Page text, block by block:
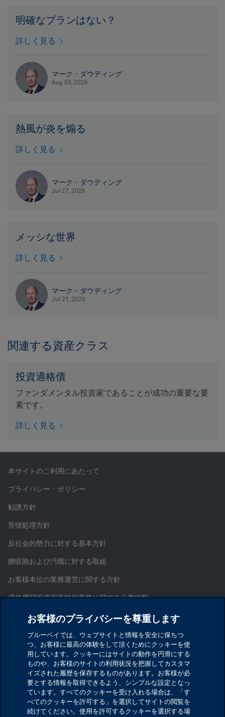
明確なプランはない？
詳しく見る
マーク・ダウディング
Aug 03, 2026
熱風が炎を煽る
詳しく見る
マーク・ダウディング
Jul 27, 2026
メッシな世界
詳しく見る
マーク・ダウディング
Jul 21, 2026
関連する資産クラス
投資適格債
ファンダメンタル投資家であることが成功の重要な要
素です。
詳しく見る
本サイトのご利用にあたって
プライバシー・ポリシー
勧誘方針
苦情処理方針
反社会的勢力に対する基本方針
贈収賄および汚職に対する取組
お客様本位の業務運営に関する方針
適格機関投資家等特例業務に関する公衆縦覧
証券取引等監視委員会情報提供窓口
お問い合わせ
サイトマップ
Cookieを設定する
ブルーベイ・アセット・マネジメント・インターナシ
ョナル・リミテッド
お客様のプライバシーを尊重します
ブルーベイでは、ウェブサイトと情報を安全に保ちつ
つ、お客様に最高の体験をして頂くためにクッキーを使
用しています。クッキーにはサイトの動作を円滑にする
ものや、お客様のサイトの利用状況を把握してカスタマ
イズされた履歴を保存するものがあります。お客様が必
要とする情報を取得できるよう、シンプルな設定となっ
ています。すべてのクッキーを受け入れる場合は、「す
べてのクッキーを許可する」を選択してサイトの閲覧を
続けてください。使用を許可するクッキーを選択する場